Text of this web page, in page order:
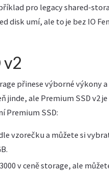
pro legacy shared-
disk umí, ale to je bez IO
v2
přinese výborné
jinde, ale Premium SSD v2
Premium SSD:
vzorečku a můžete si
v ceně storage, ale